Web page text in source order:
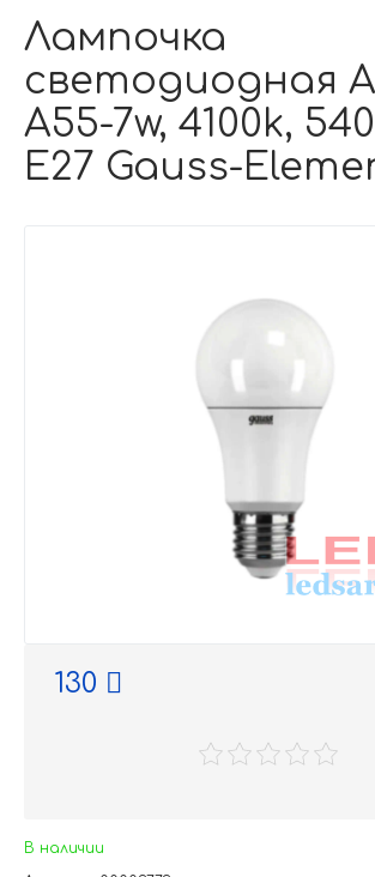
Лампочка
светодиодная
A55-7w, 4100k,
E27 Gauss-
130
В наличии